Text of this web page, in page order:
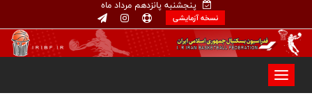
پنجشنبه پانزدهم مرداد ماه
نسخه آزمایشی